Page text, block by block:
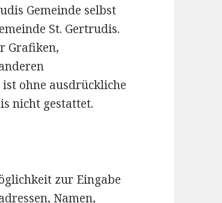
Gemeinde selbst
St. Gertrudis.
Grafiken,
ohne ausdrückliche
nicht gestattet.
zur Eingabe
Namen,